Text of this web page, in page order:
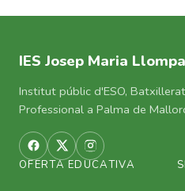
IES Josep Maria
Institut públic d'ESO,
Professional a Palma de
OFERTA EDUCATIVA